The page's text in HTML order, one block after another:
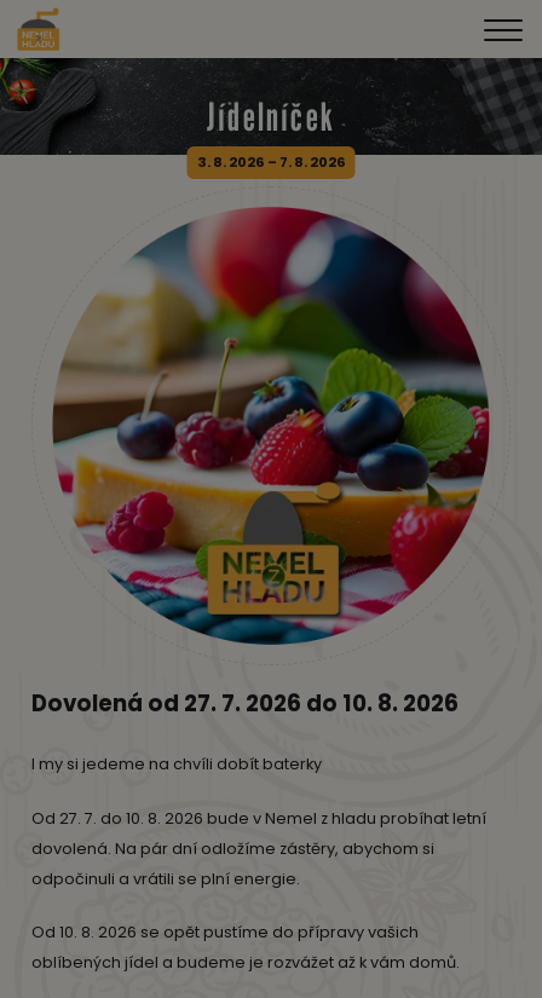
Jídelníček
3. 8. 2026 – 7. 8. 2026
Dovolená od 27. 7. 2026 do 10. 8. 2026
I my si jedeme na chvíli dobít baterky
Od 27. 7. do 10. 8. 2026 bude v Nemel z hladu probíhat letní
dovolená. Na pár dní odložíme zástěry, abychom si
odpočinuli a vrátili se plní energie.
Od 10. 8. 2026 se opět pustíme do přípravy vašich
oblíbených jídel a budeme je rozvážet až k vám domů.